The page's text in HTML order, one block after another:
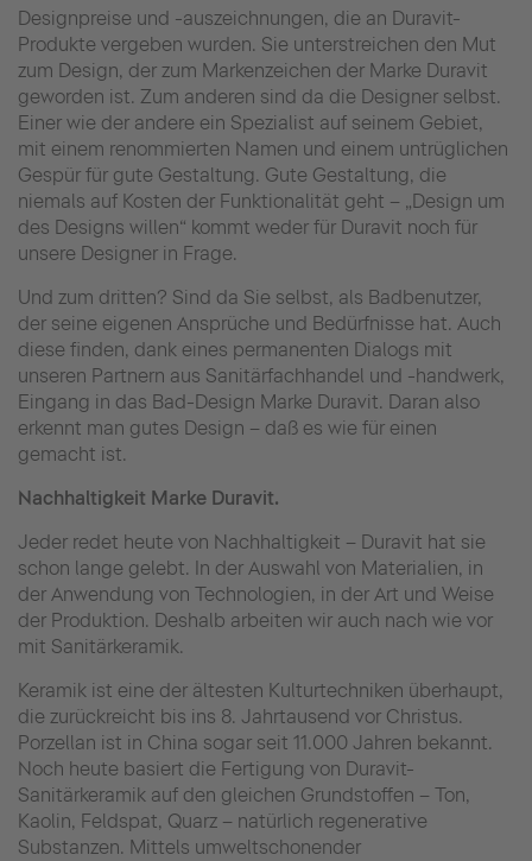
Designpreise und -auszeichnungen, die an Duravit-
Produkte vergeben wurden. Sie unterstreichen den Mut
zum Design, der zum Markenzeichen der Marke Duravit
geworden ist. Zum anderen sind da die Designer selbst.
Einer wie der andere ein Spezialist auf seinem Gebiet,
mit einem renommierten Namen und einem untrüglichen
Gespür für gute Gestaltung. Gute Gestaltung, die
niemals auf Kosten der Funktionalität geht – „Design um
des Designs willen“ kommt weder für Duravit noch für
unsere Designer in Frage.
Und zum dritten? Sind da Sie selbst, als Badbenutzer,
der seine eigenen Ansprüche und Bedürfnisse hat. Auch
diese finden, dank eines permanenten Dialogs mit
unseren Partnern aus Sanitärfachhandel und -handwerk,
Eingang in das Bad-Design Marke Duravit. Daran also
erkennt man gutes Design – daß es wie für einen
gemacht ist.
Nachhaltigkeit Marke Duravit.
Jeder redet heute von Nachhaltigkeit – Duravit hat sie
schon lange gelebt. In der Auswahl von Materialien, in
der Anwendung von Technologien, in der Art und Weise
der Produktion. Deshalb arbeiten wir auch nach wie vor
mit Sanitärkeramik.
Keramik ist eine der ältesten Kulturtechniken überhaupt,
die zurückreicht bis ins 8. Jahrtausend vor Christus.
Porzellan ist in China sogar seit 11.000 Jahren bekannt.
Noch heute basiert die Fertigung von Duravit-
Sanitärkeramik auf den gleichen Grundstoffen – Ton,
Kaolin, Feldspat, Quarz – natürlich regenerative
Substanzen. Mittels umweltschonender